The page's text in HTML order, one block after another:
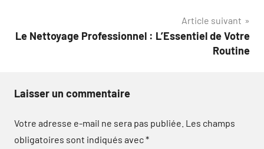
Article suivant
Le Nettoyage Professionnel : L’Essentiel de Votre
Routine
Laisser un commentaire
Votre adresse e-mail ne sera pas publiée. Les champs
obligatoires sont indiqués avec*